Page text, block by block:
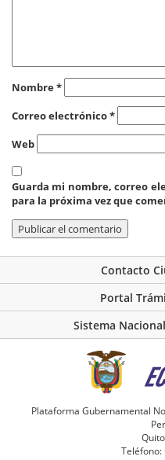
Nombre*
Correo electrónico*
Web
Guarda mi nombre, correo
para la próxima vez que
Contacto
Portal
Sistema
Plataforma Gubernamental
Teléfono: